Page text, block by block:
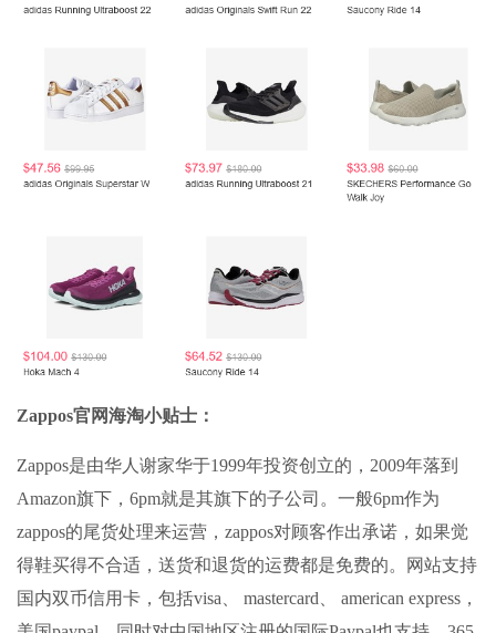
Zappos官网海淘小贴士：
Zappos是由华人谢家华于1999年投资创立的，2009年落到
Amazon旗下，6pm就是其旗下的子公司。一般6pm作为
zappos的尾货处理来运营，zappos对顾客作出承诺，如果觉
得鞋买得不合适，送货和退货的运费都是免费的。网站支持
国内双币信用卡，包括visa、 mastercard、 american express，